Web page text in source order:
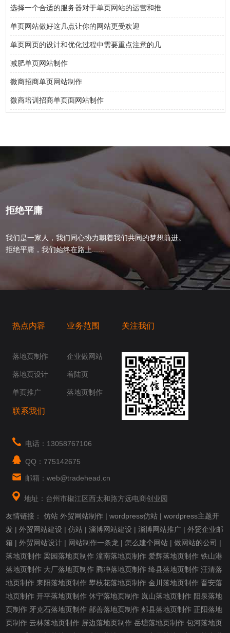
选择一个合适的服务器对于单页网站的运营和推
单页网站做好这几点让你的网站更受欢迎
单页网页的设计和优化过程中需要重点注意的几
减肥单页网站制作
微商招商单页网站制作
微商培训招商单页面网站制作
拒绝平庸
我们是一家人，我们同心协力朝着我们共同的梦想前进。
拒绝平庸，我们始终在路上......
热点内容
落地页制作
落地页设计
单页推广
业务范围
企业做网站
着陆页
落地页制作
关注我们
联系我们
电话：13058767106
QQ：775142675
邮箱：web@tradehead.cn
地址：台州市椒江区西太和路方远电商创业园
友情链接：仿站 外贸网站制作 |wordpress仿站 |wordpress主题开
发 |外贸网站建设 |仿站 |淄博网站建设 |淄博网站推广 |外贸企业邮
箱 |外贸网站设计 | 网站制作一条龙 |怎么建个网站 |做网站的公司 |
落地页制作 梁园落地页制作 潼南落地页制作 爱辉落地页制作 铁山港
落地页制作 大厂落地页制作 腾冲落地页制作 绛县落地页制作 汪清落
地页制作 耒阳落地页制作 攀枝花落地页制作 金川落地页制作 晋安落
地页制作 开平落地页制作 休宁落地页制作 岚山落地页制作 阳泉落地
页制作 牙克石落地页制作 鄯善落地页制作 郏县落地页制作 正阳落地
页制作 云林落地页制作 屏边落地页制作 岳塘落地页制作 包河落地页